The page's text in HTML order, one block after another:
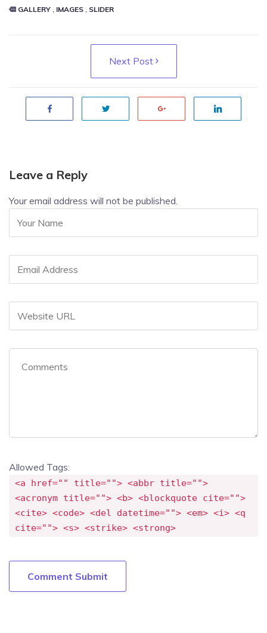
GALLERY , IMAGES , SLIDER
Next Post
Leave a Reply
Your email address will not be published.
Allowed Tags:
<a href="" title=""> <abbr title="">
<acronym title=""> <b> <blockquote cite="">
<cite> <code> <del datetime=""> <em> <i> <q
cite=""> <s> <strike> <strong>